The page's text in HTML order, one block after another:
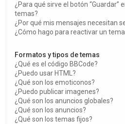
¿Para qué sirve el botón “Guardar”
temas?
¿Por qué mis mensajes necesitan
¿Cómo hago para reactivar un
Formatos y tipos de temas
¿Qué es el código BBCode?
¿Puedo usar HTML?
¿Qué son los emoticonos?
¿Puedo publicar imagenes?
¿Qué son los anuncios globales?
¿Qué son los anuncios?
¿Qué son los temas fijos?